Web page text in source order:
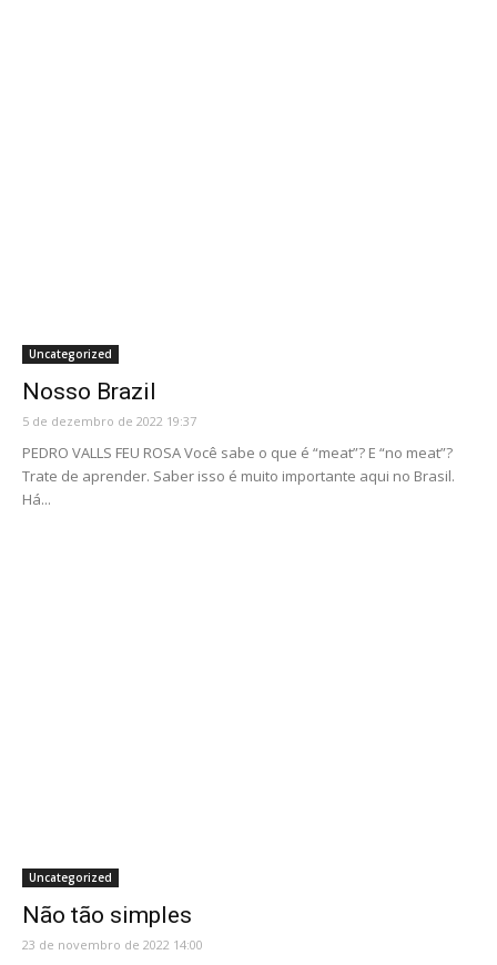
Uncategorized
Nosso Brazil
5 de dezembro de 2022 19:37
PEDRO VALLS FEU ROSA Você sabe o que é “meat”? E “no meat”?
Trate de aprender. Saber isso é muito importante aqui no Brasil.
Há...
Uncategorized
Não tão simples
23 de novembro de 2022 14:00